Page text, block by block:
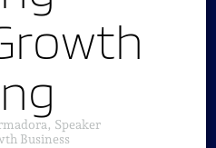
Speaker
Business